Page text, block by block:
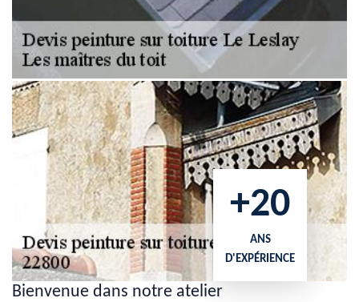
+20
ANS
D'EXPÉRIENCE
Bienvenue dans notre atelier